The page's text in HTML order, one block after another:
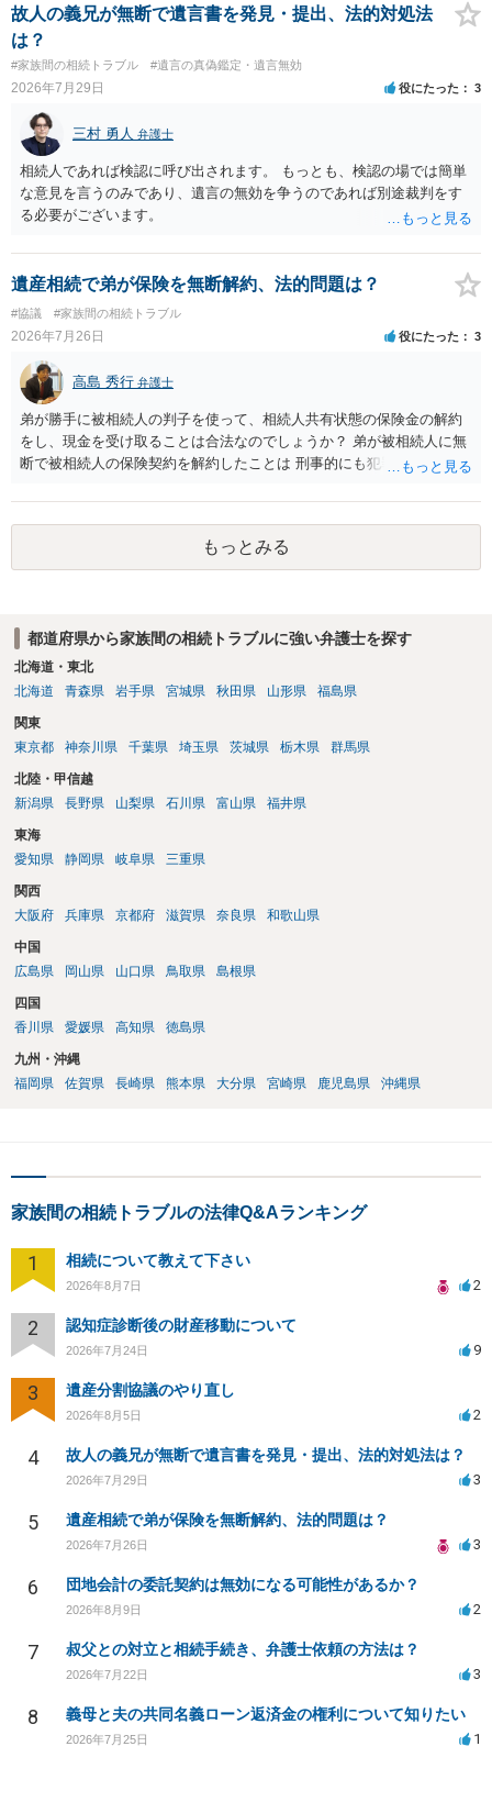
医師の意見書、筆跡鑑定 が提出されればその効力が否定される可能性
はありますが、 ・伯母様自身が分割協議に加わっていること ・御祖母
様の意に反する遺産分割協議を行う実益が誰にあったかの立証が困難
であること からすると、実際に遺産分割協議の効力が否定される可能
性はそれほど高くない（立証のハードルは非常に高い）ということが
言えると思います。
故人の義兄が無断で遺言書を発見・提出、法的対処法
は？
#家族間の相続トラブル #遺言の真偽鑑定・遺言無効
2026年7月29日 役にたった 3
三村 勇人 弁護士
相続人であれば検認に呼び出されます。 もっとも、検認の場では簡単
な意見を言うのみであり、遺言の無効を争うのであれば別途裁判をす
る必要がございます。
遺産相続で弟が保険を無断解約、法的問題は？
#協議 #家族間の相続トラブル
2026年7月26日 役にたった 3
高島 秀行 弁護士
弟が勝手に被相続人の判子を使って、相続人共有状態の保険金の解約
をし、現金を受け取ることは合法なのでしょうか？ 弟が被相続人に無
断で被相続人の保険契約を解約したことは 刑事的にも犯罪となる可能
された書類のコピーを取得して、弁護士に面談で詳しい事情を話して
相談 されたら良いと思います。
もっとみる
都道府県から家族間の相続トラブルに強い弁護士を探す
北海道・東北
北海道
青森県 岩手県 宮城県 秋田県 山形県 福島県
関東
東京都
神奈川県 千葉県 埼玉県 茨城県 栃木県 群馬県
北陸・甲信越
新潟県
長野県 山梨県 石川県 富山県 福井県
東海
愛知県
静岡県 岐阜県 三重県
関西
大阪府
兵庫県 京都府 滋賀県 奈良県 和歌山県
中国
広島県
岡山県 山口県 鳥取県 島根県
四国
香川県
愛媛県 高知県 徳島県
九州・沖縄
福岡県
佐賀県 長崎県 熊本県 大分県 宮崎県 鹿児島県 沖縄県
家族間の相続トラブルの法律Q&Aランキング
1 相続について教えて下さい
2026年8月7日 2
2 認知症診断後の財産移動について
2026年7月24日 9
3 遺産分割協議のやり直し
2026年8月5日 2
4 故人の義兄が無断で遺言書を発見・提出、法的対処法は？
2026年7月29日 3
5 遺産相続で弟が保険を無断解約、法的問題は？
2026年7月26日 3
6 団地会計の委託契約は無効になる可能性があるか？
2026年8月9日 2
7 叔父との対立と相続手続き、弁護士依頼の方法は？
2026年7月22日 3
8 義母と夫の共同名義ローン返済金の権利について知りたい
2026年7月25日 1